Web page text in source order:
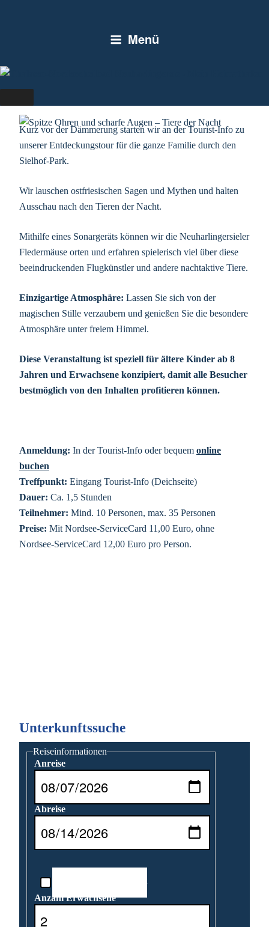
Menü
SCHLAGWORT:
Kurz vor der Dämmerung starten wir an der Tourist-Info zu
unserer Entdeckungstour für die ganze Familie durch den
Sielhof-Park.
Wir lauschen ostfriesischen Sagen und Mythen und halten
Ausschau nach den Tieren der Nacht.
Mithilfe eines Sonargeräts können wir die Neuharlingersieler
Fledermäuse orten und erfahren spielerisch viel über diese
beeindruckenden Flugkünstler und andere nachtaktive Tiere.
Einzigartige Atmosphäre: Lassen Sie sich von der
magischen Stille verzaubern und genießen Sie die besondere
Atmosphäre unter freiem Himmel.
Diese Veranstaltung ist speziell für ältere Kinder ab 8
Jahren und Erwachsene konzipiert, damit alle Besucher
bestmöglich von den Inhalten profitieren können.
Anmeldung: In der Tourist-Info oder bequem online
buchen
Treffpunkt: Eingang Tourist-Info (Deichseite)
Dauer: Ca. 1,5 Stunden
Teilnehmer: Mind. 10 Personen, max. 35 Personen
Preise: Mit Nordsee-ServiceCard 11,00 Euro, ohne
Nordsee-ServiceCard 12,00 Euro pro Person.
Unterkunftssuche
Reiseinformationen
Anreise
Abreise
Anzahl Erwachsene